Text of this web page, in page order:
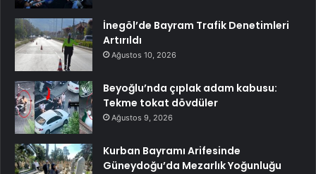
İnegöl’de Bayram Trafik Denetimleri
Artırıldı
Ağustos 10, 2026
Beyoğlu’nda çıplak adam kabusu:
Tekme tokat dövdüler
Ağustos 9, 2026
Kurban Bayramı Arifesinde
Güneydoğu’da Mezarlık Yoğunluğu